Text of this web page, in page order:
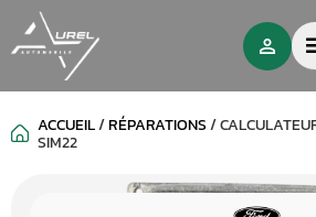
ACCUEIL/RÉPARATIONS/
SIM22